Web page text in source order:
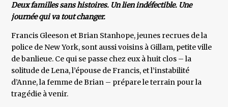
Deux familles sans histoires. Un lien indéfectible. Une
journée qui va tout changer.
Francis Gleeson et Brian Stanhope, jeunes recrues de la
police de New York, sont aussi voisins à Gillam, petite ville
de banlieue. Ce qui se passe chez eux à huit clos – la
solitude de Lena, l’épouse de Francis, et l’instabilité
d’Anne, la femme de Brian – prépare le terrain pour la
tragédie à venir.